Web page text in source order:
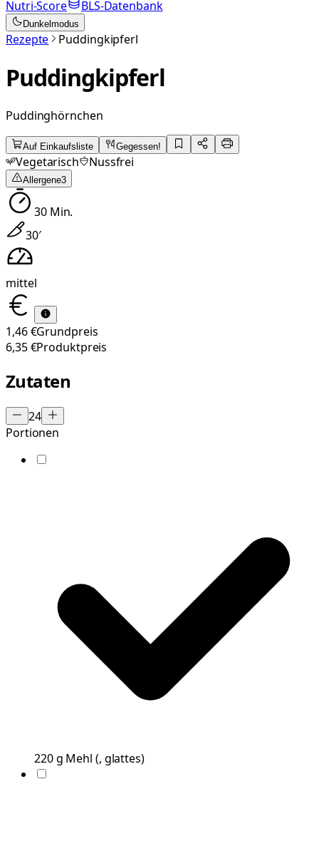
Nutri-Score
BLS-Datenbank
Dunkelmodus
Rezepte Puddingkipferl
Puddingkipferl
Puddinghörnchen
Auf Einkaufsliste Gegessen!
Vegetarisch Nussfrei
Allergene3
30Min.
30′
mittel
1,46 €Grundpreis
6,35 €Produktpreis
Zutaten
24
Portionen
220g Mehl (, glattes)